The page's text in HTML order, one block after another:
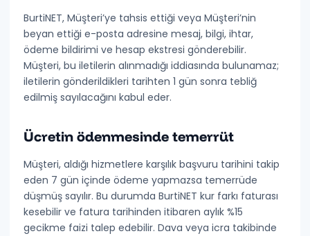
BurtiNET, Müşteri’ye tahsis ettiği veya Müşteri’nin
beyan ettiği e-posta adresine mesaj, bilgi, ihtar,
ödeme bildirimi ve hesap ekstresi gönderebilir.
Müşteri, bu iletilerin alınmadığı iddiasında bulunamaz;
iletileringönderildikleri tarihten 1 gün sonra tebliğ
edilmiş sayılacağını kabul eder.
Ücretin ödenmesinde temerrüt
Müşteri, aldığı hizmetlere karşılık başvuru tarihini takip
eden 7 gün içinde ödeme yapmazsa temerrüde
düşmüş sayılır. Bu durumda BurtiNET kur farkı faturası
kesebilir ve fatura tarihinden itibarenaylık %15
gecikme faizi talep edebilir. Dava veya icra takibinde